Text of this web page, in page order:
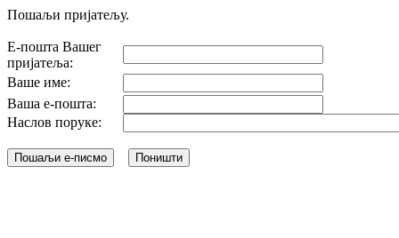
Пошаљи пријатељу.
Е-пошта Вашег
пријатеља:
Ваше име:
Ваша е-пошта:
Наслов поруке: